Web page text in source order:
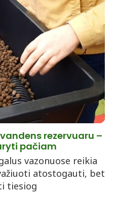
rezervuaru –
pačiam
vazonuose reikia
atostogauti, bet
tiesiog